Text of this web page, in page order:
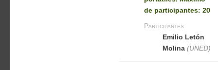
de participantes: 20
Participantes
Emilio Letón
Molina(UNED)